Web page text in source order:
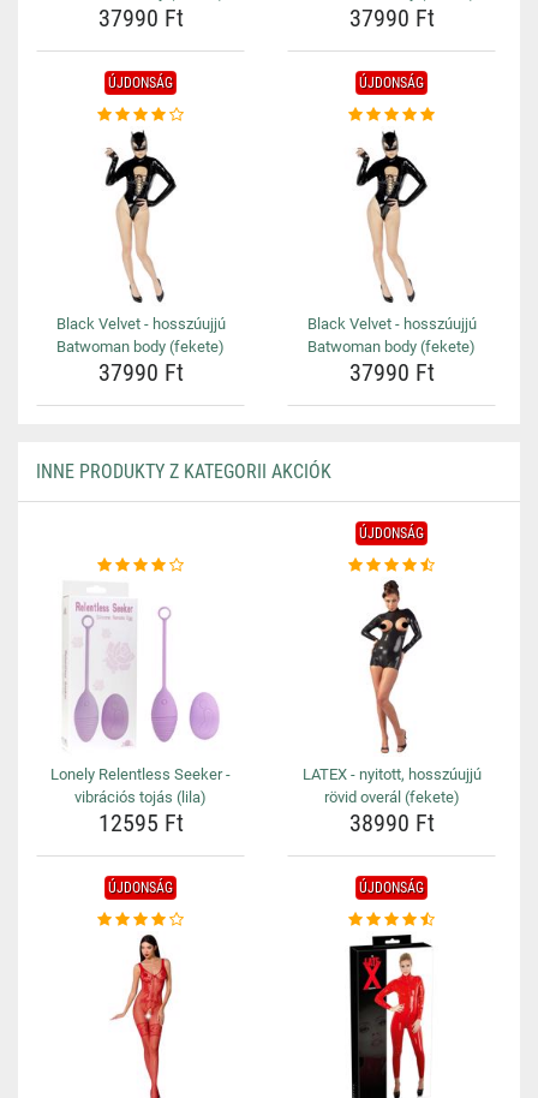
37990 Ft 37990 Ft
ÚJDONSÁG
Black Velvet - hosszúujjú
Batwoman body (fekete)
37990 Ft
ÚJDONSÁG
Black Velvet - hosszúujjú
Batwoman body (fekete)
37990 Ft
INNE PRODUKTY Z KATEGORII AKCIÓK
Lonely Relentless Seeker -
vibrációs tojás (lila)
12595 Ft
ÚJDONSÁG
LATEX - nyitott, hosszúujjú
rövid overál (fekete)
38990 Ft
ÚJDONSÁG ÚJDONSÁG